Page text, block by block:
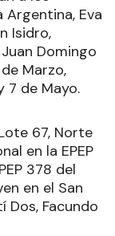
Eva
Isidro,
Domingo
Marzo,
7 de Mayo.
67, Norte
en la EPEP
378 del
en el San
Dos, Facundo